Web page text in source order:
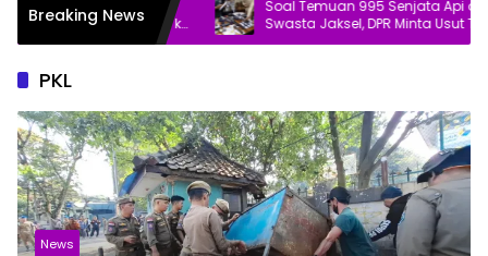
Breaking News
Dugaan
Baru Bekasi ke
Soal Temuan 995 Senjata Api di Sekolah
Swasta Jaksel, DPR Minta Usut Tuntas
PKL
News